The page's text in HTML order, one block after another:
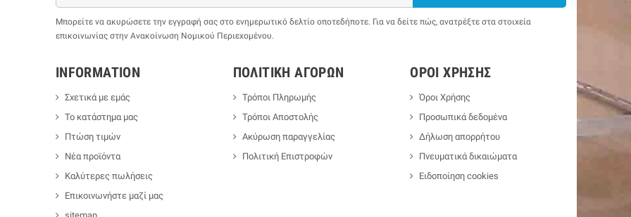
Μπορείτε να ακυρώσετε την εγγραφή σας στο ενημερωτικό δελτίο οποτεδήποτε. Για να δείτε πώς, ανατρέξτε στα στοιχεία
επικοινωνίας στην Ανακοίνωση Νομικού Περιεχομένου.
INFORMATION
Σχετικά με εμάς
Το κατάστημα μας
Πτώση τιμών
Νέα προϊόντα
Καλύτερες πωλήσεις
Επικοινωνήστε μαζί μας
ΠΟΛΙΤΙΚΉ ΑΓΟΡΏΝ
Τρόποι Πληρωμής
Τρόποι Αποστολής
Ακύρωση παραγγελίας
Πολιτική Επιστροφών
ΌΡΟΙ ΧΡΉΣΗΣ
Όροι Χρήσης
Προσωπικά δεδομένα
Δήλωση απορρήτου
Πνευματικά δικαιώματα
Ειδοποίηση cookies